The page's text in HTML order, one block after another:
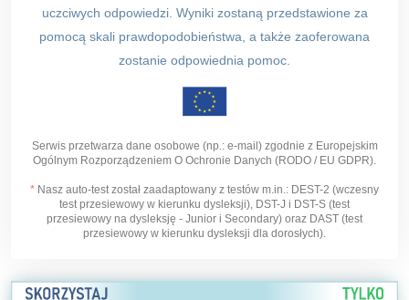
uczciwych odpowiedzi. Wyniki zostaną przedstawione za
pomocą skali prawdopodobieństwa, a także zaoferowana
zostanie odpowiednia pomoc.
Serwis przetwarza dane osobowe (np.: e-mail) zgodnie z Europejskim
Ogólnym Rozporządzeniem O Ochronie Danych (RODO / EU GDPR).
* Nasz auto-test został zaadaptowany z testów m.in.: DEST-2 (wczesny
test przesiewowy w kierunku dysleksji), DST-J i DST-S (test
przesiewowy na dysleksję - Junior i Secondary) oraz DAST (test
przesiewowy w kierunku dysleksji dla dorosłych).